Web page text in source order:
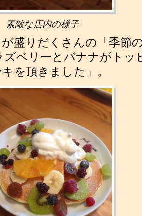
素敵な店内の様子
盛りだくさんの「季節
ズベリーとバナナがトッ
を頂きました」。